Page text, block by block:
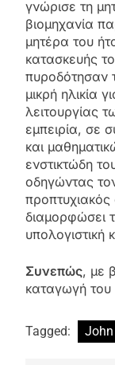
γνώρισε τη
βιομηχανία
μητέρα του
κατασκευής
πυροδότησαν
μικρή ηλικία
λειτουργίας
εμπειρία, σε
και
ενστικτώδη
οδηγώντας
προπτυχιακός
διαμορφώσει
υπολογιστική
Συνεπώς, με
καταγωγή του
Tagged: